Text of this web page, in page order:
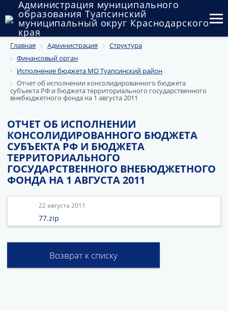
Администрация муниципального
образования Туапсинский
муниципальный округ Краснодарского
края
Округ
Администрация
Муниципальные закупки
Муниципальное имущество
Публичные слушания и общественные обсуждения
Документы
Главная Администрация
Структура
Финансовый орган
Исполнение бюджета МО Туапсинский район
Отчет об исполнении консолидированного бюджета
субъекта РФ и бюджета территориального государственного
внебюджетного фонда на 1 августа 2011
ОТЧЕТ ОБ ИСПОЛНЕНИИ
КОНСОЛИДИРОВАННОГО БЮДЖЕТА
СУБЪЕКТА РФ И БЮДЖЕТА
ТЕРРИТОРИАЛЬНОГО
ГОСУДАРСТВЕННОГО ВНЕБЮДЖЕТНОГО
ФОНДА НА 1 АВГУСТА 2011
22 августа 2011
77.zip
Возврат к списку